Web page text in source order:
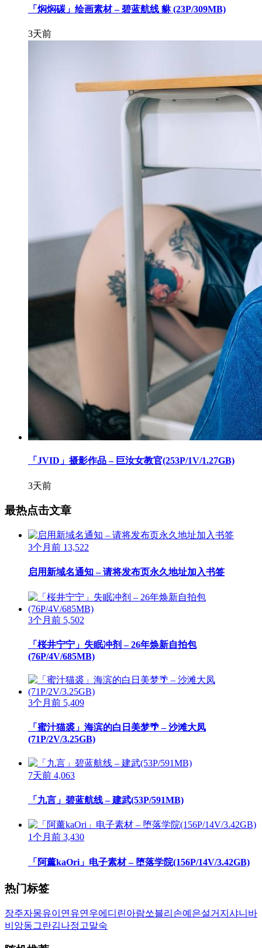
「焖焖碳」绘画素材 – 碧蓝航线 貅 (23P/309MB)
3天前
「JVID」摄影作品 – 巨汝女教官(253P/1V/1.27GB)
3天前
最热点击文章
3个月前 13,522
启用新域名通知 – 请将发布页永久地址加入书签
3个月前 5,502
「桜井宁宁」失眠冲剂 – 26年焕新自拍包
(76P/4V/685MB)
3个月前 5,409
「蜜汁猫裘」海滨的白日美梦🌴 – 沙滩大凤
(71P/2V/3.25GB)
7天前 4,063
「九言」碧蓝航线 – 建武(53P/591MB)
1个月前 3,430
「阿薰kaOri」电子素材 – 堕落学院(156P/14V/3.42GB)
热门标签
장주자몽유이 연유연우에디린아람쏘블리 손예은설거지 샤니 바
비앙동그란김나정 고말숙